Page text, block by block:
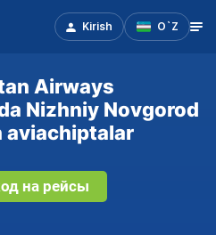
Kirish O`Z
Airways
Nizhniy Novgorod
aviachiptalar
на рейсы